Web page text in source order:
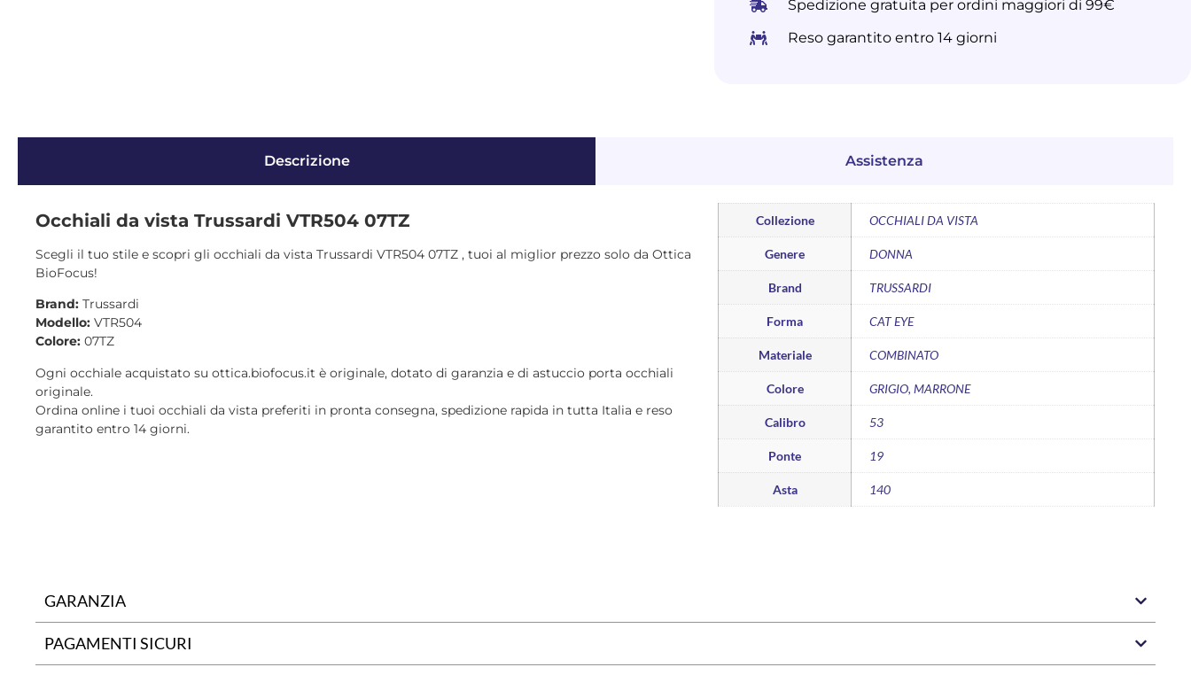
Spedizione gratuita per ordini maggiori di 99€
Reso garantito entro 14 giorni
Descrizione Assistenza
Occhiali da vista Trussardi VTR504 07TZ
Scegli il tuo stile e scopri gli occhiali da vista Trussardi VTR504 07TZ , tuoi al miglior prezzo solo da Ottica
BioFocus!
Brand: Trussardi
Modello: VTR504
Colore: 07TZ
Ogni occhiale acquistato su ottica.biofocus.it è originale, dotato di garanzia e di astuccio porta occhiali
originale.
Ordina online i tuoi occhiali da vista preferiti in pronta consegna, spedizione rapida in tutta Italia e reso
garantito entro 14 giorni.
Collezione OCCHIALI DA VISTA
Genere DONNA
Brand TRUSSARDI
Forma CAT EYE
Materiale COMBINATO
Colore GRIGIO, MARRONE
Calibro 53
Ponte 19
Asta 140
GARANZIA
PAGAMENTI SICURI